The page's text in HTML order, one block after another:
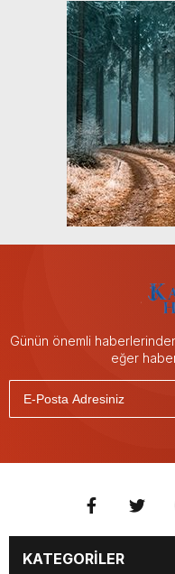
Günün önemli
eğer
KATEGORİLER